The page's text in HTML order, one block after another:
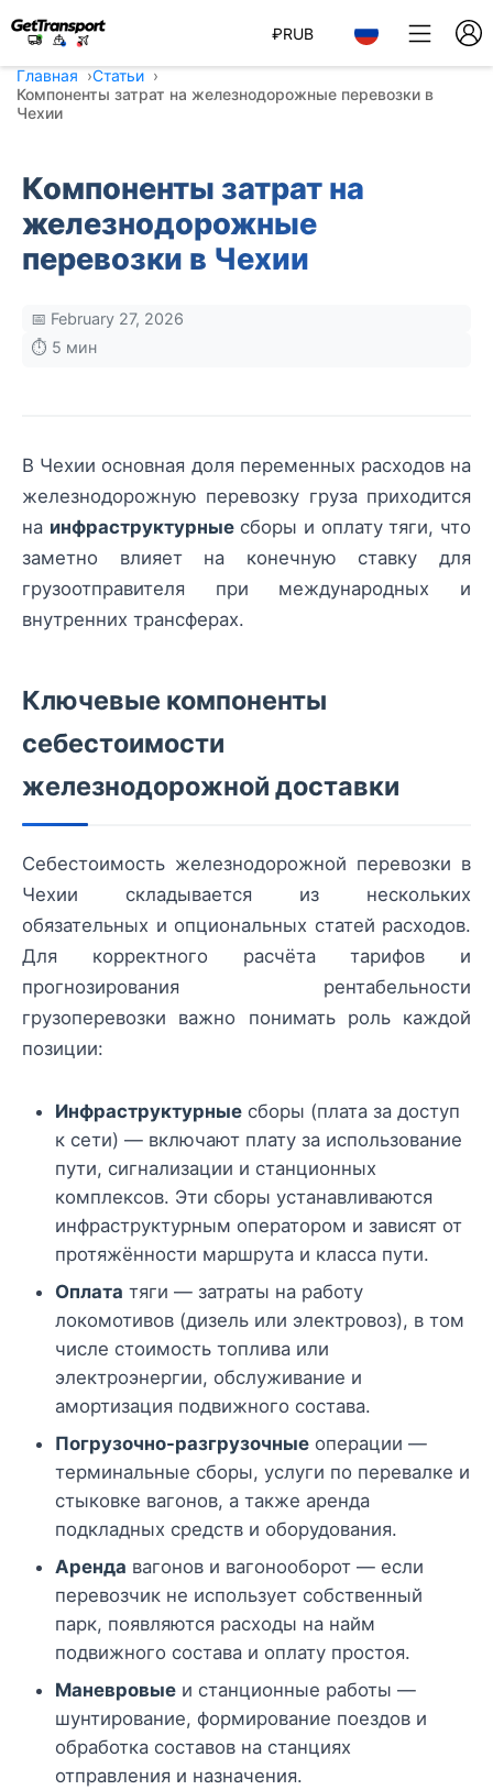
₽RUB
Главная
Статьи
Компоненты затрат на железнодорожные перевозки в
Чехии
Компоненты затрат на
железнодорожные
перевозки в Чехии
📅 February 27, 2026
⏱️ 5 мин
В Чехии основная доля переменных расходов на
железнодорожную перевозку груза приходится
на инфраструктурныесборы и оплату тяги, что
заметно влияет на конечную ставку для
грузоотправителя при международных и
внутренних трансферах.
Ключевые компоненты
себестоимости
железнодорожной доставки
Себестоимость железнодорожной перевозки в
Чехии складывается из нескольких
обязательных и опциональных статей расходов.
Для корректного расчёта тарифов и
прогнозирования рентабельности
грузоперевозки важно понимать роль каждой
позиции:
Инфраструктурные сборы (плата за доступ
к сети) — включают плату за использование
пути, сигнализации и станционных
комплексов. Эти сборы устанавливаются
инфраструктурным оператором и зависят от
протяжённости маршрута и класса пути.
Оплата тяги — затраты на работу
локомотивов (дизель или электровоз), в том
числе стоимость топлива или
электроэнергии, обслуживание и
амортизация подвижного состава.
Погрузочно-разгрузочные операции —
терминальные сборы, услуги по перевалке и
стыковке вагонов, а также аренда
подкладных средств и оборудования.
Аренда вагонов и вагонооборот — если
перевозчик не использует собственный
парк, появляются расходы на найм
подвижного состава и оплату простоя.
Маневровые и станционные работы —
шунтирование, формирование поездов и
обработка составов на станциях
отправления и назначения.